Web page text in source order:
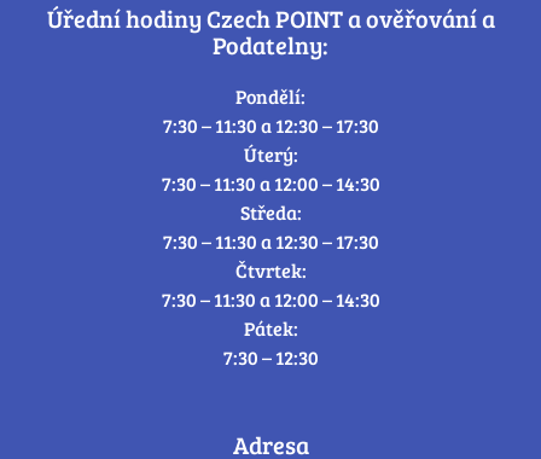
Úřední hodiny Czech POINT a ověřování a
Podatelny:
Pondělí:
7:30 – 11:30 a 12:30 – 17:30
Úterý:
7:30 – 11:30 a 12:00 – 14:30
Středa:
7:30 – 11:30 a 12:30 – 17:30
Čtvrtek:
7:30 – 11:30 a 12:00 – 14:30
Pátek:
7:30 – 12:30
Adresa